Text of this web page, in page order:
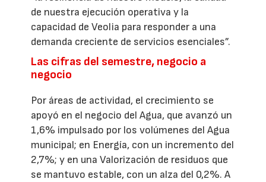
de nuestra ejecución operativa y la
capacidad de Veolia para responder a una
demanda creciente de servicios esenciales”.
Las cifras del semestre, negocio a
negocio
Por áreas de actividad, el crecimiento se
apoyó en el negocio del Agua, que avanzó un
1,6% impulsado por los volúmenes del Agua
municipal; en Energía, con un incremento del
2,7%; y en una Valorización de residuos que
se mantuvo estable, con un alza del 0,2%. A